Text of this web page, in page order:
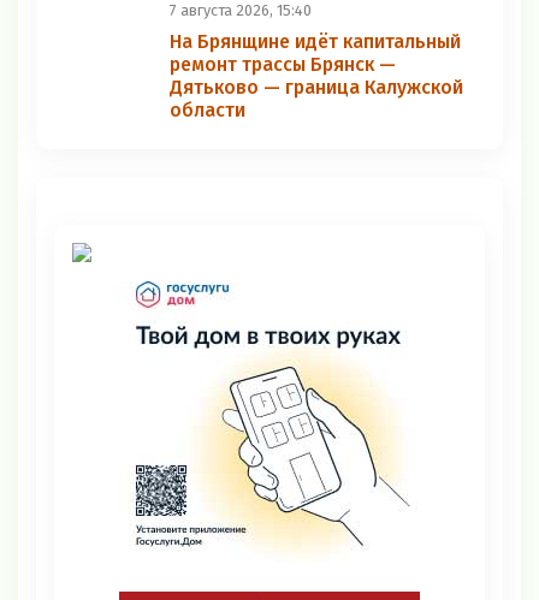
7 августа 2026, 15:40
На Брянщине идёт капитальный
ремонт трассы Брянск —
Дятьково — граница Калужской
области